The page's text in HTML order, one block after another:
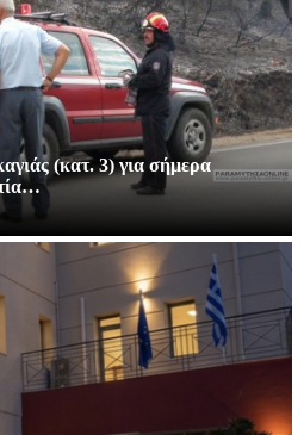
(κατ. 3) για σήμερα